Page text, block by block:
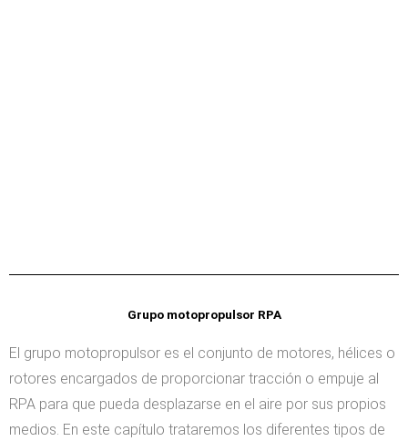
Grupo motopropulsor RPA
El grupo motopropulsor es el conjunto de motores, hélices o
rotores encargados de proporcionar tracción o empuje al
RPA para que pueda desplazarse en el aire por sus propios
medios. En este capítulo trataremos los diferentes tipos de